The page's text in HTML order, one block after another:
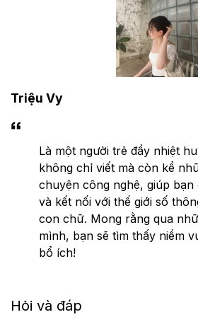
Triệu Vy
Là một người trẻ đầy nhiệt
không chỉ viết mà còn kể
chuyện công nghệ, giúp bạn
và kết nối với thế giới số
con chữ. Mong rằng qua
mình, bạn sẽ tìm thấy niềm
bổ ích!
Hỏi và đáp